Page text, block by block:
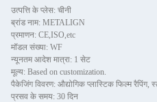
उत्पत्ति के प्लेस: चीनी
ब्रांड नाम: METALIGN
प्रमाणन: CE,ISO,etc
मॉडल संख्या: WF
न्यूनतम आदेश मात्रा: 1 सेट
मूल्य: Based on customization.
पैकेजिंग विवरण: औद्योगिक प्लास्टिक फिल्म रैपिंग,
प्रसव के समय: 30 दिन